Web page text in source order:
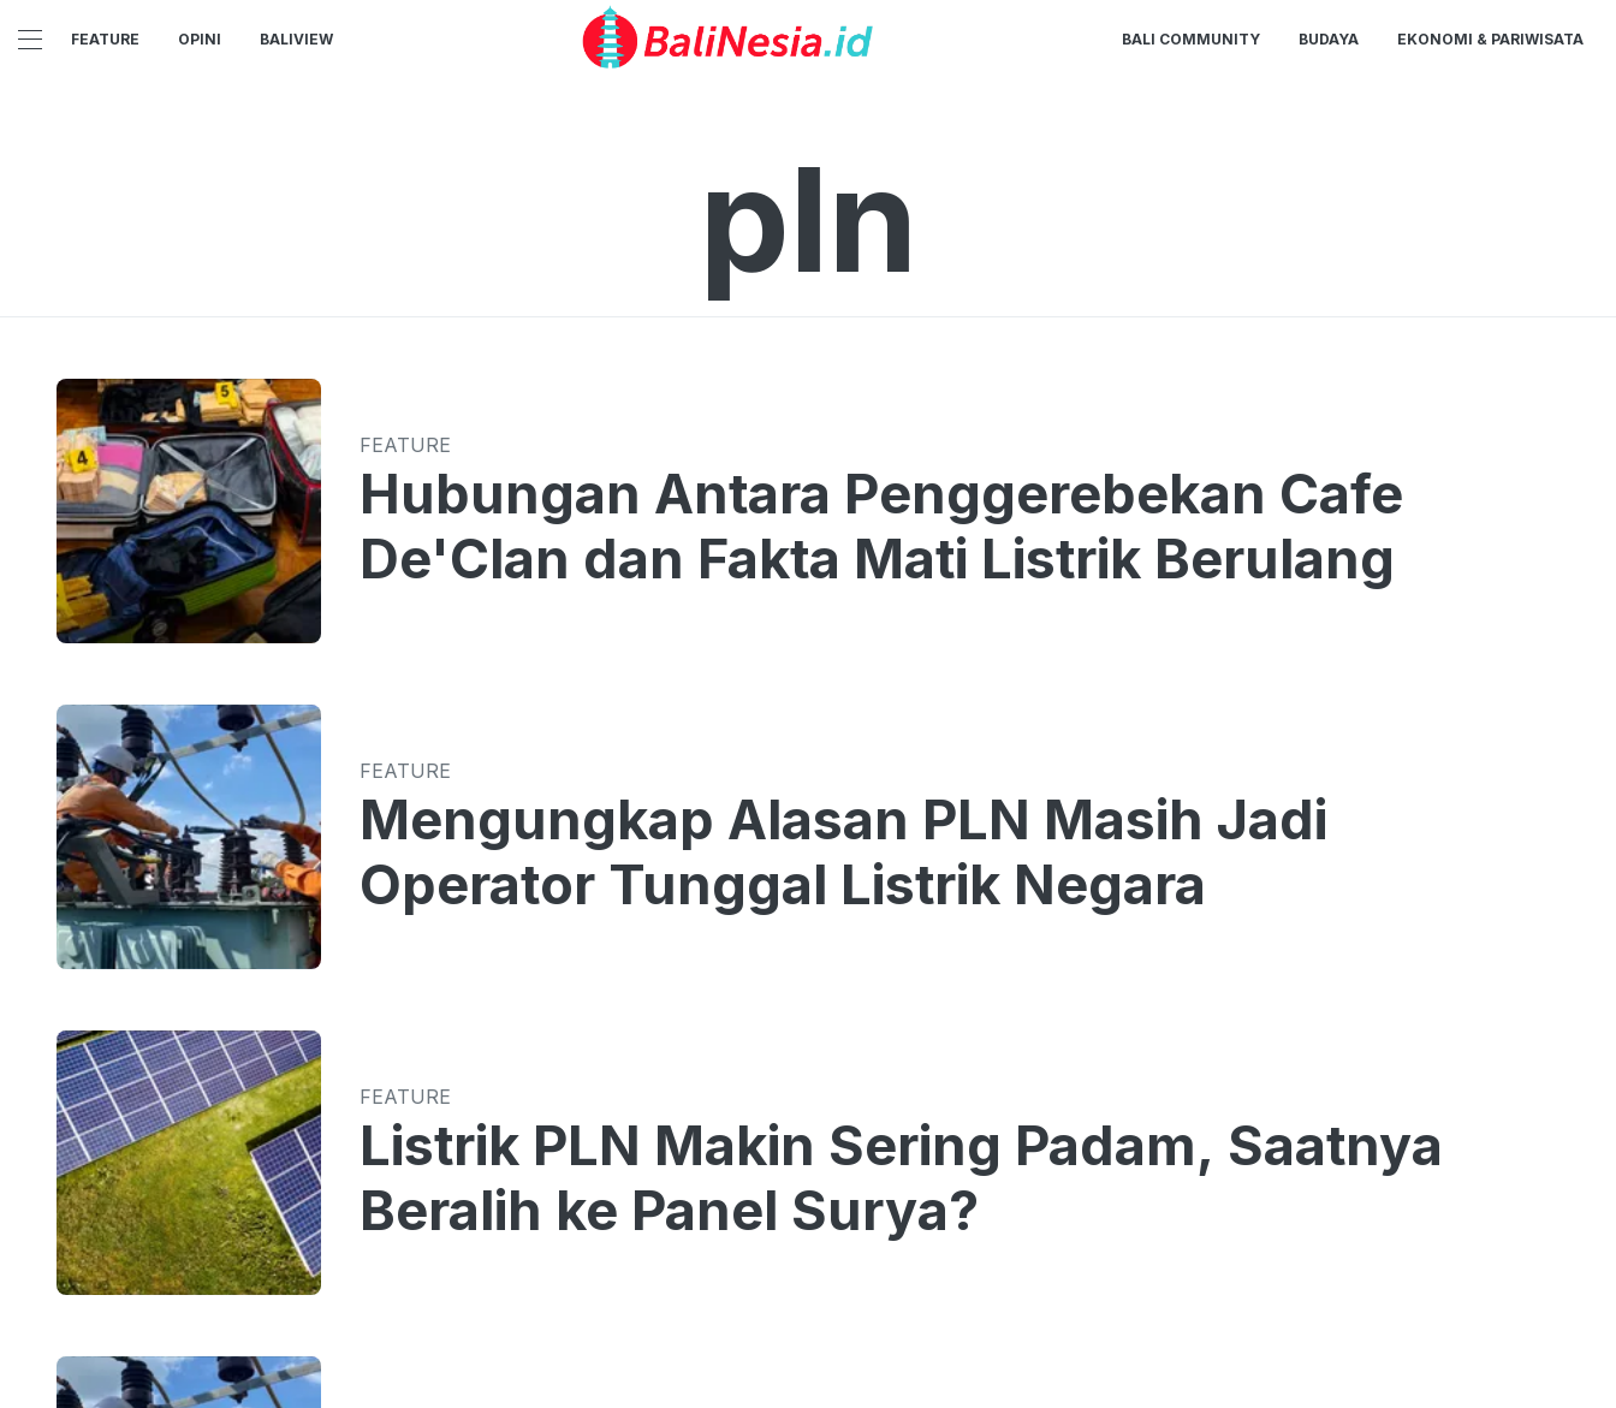
FEATURE OPINI BALIVIEW BALI COMMUNITY BUDAYA EKONOMI & PARIWISATA
pln
FEATURE
Hubungan Antara Penggerebekan Cafe
De'Clan dan Fakta Mati Listrik Berulang
FEATURE
Mengungkap Alasan PLN Masih Jadi
Operator Tunggal Listrik Negara
FEATURE
Listrik PLN Makin Sering Padam, Saatnya
Beralih ke Panel Surya?